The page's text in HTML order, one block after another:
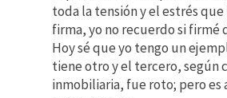
toda la tensión y el estrés
firma, yo no recuerdo si firmé
Hoy sé que yo tengo un
tiene otro y el tercero, según
inmobiliaria, fue roto; pero es